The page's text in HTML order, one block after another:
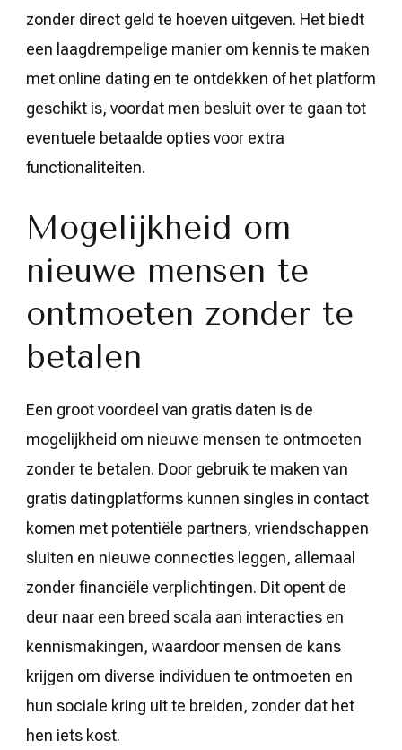
zonder direct geld te hoeven uitgeven. Het biedt
een laagdrempelige manier om kennis te maken
met online dating en te ontdekken of het platform
geschikt is, voordat men besluit over te gaan tot
eventuele betaalde opties voor extra
functionaliteiten.
Mogelijkheid om
nieuwe mensen te
ontmoeten zonder te
betalen
Een groot voordeel van gratis daten is de
mogelijkheid om nieuwe mensen te ontmoeten
zonder te betalen. Door gebruik te maken van
gratis datingplatforms kunnen singles in contact
komen met potentiële partners, vriendschappen
sluiten en nieuwe connecties leggen, allemaal
zonder financiële verplichtingen. Dit opent de
deur naar een breed scala aan interacties en
kennismakingen, waardoor mensen de kans
krijgen om diverse individuen te ontmoeten en
hun sociale kring uit te breiden, zonder dat het
hen iets kost.